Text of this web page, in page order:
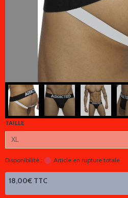
TAILLE
Disponibilité : Article en rupture totale
18,00€ TTC